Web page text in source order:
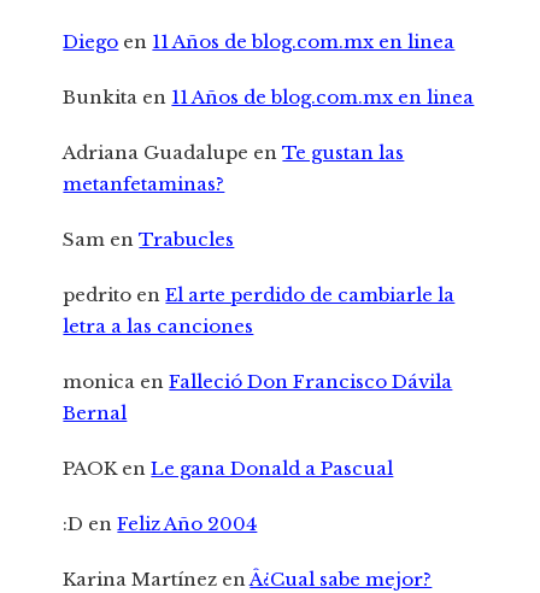
Diego en 11 Años de blog.com.mx en linea
Bunkita en 11 Años de blog.com.mx en linea
Adriana Guadalupe enTe gustan las
metanfetaminas?
Sam enTrabucles
pedrito enEl arte perdido de cambiarle la
letra a las canciones
monica enFalleció Don Francisco Dávila
Bernal
PAOKenLe gana Donald a Pascual
:D enFeliz Año 2004
Karina Martínez enÂ¿Cual sabe mejor?